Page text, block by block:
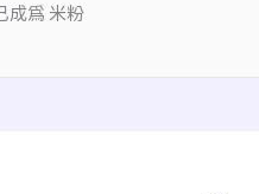
成為 米粉